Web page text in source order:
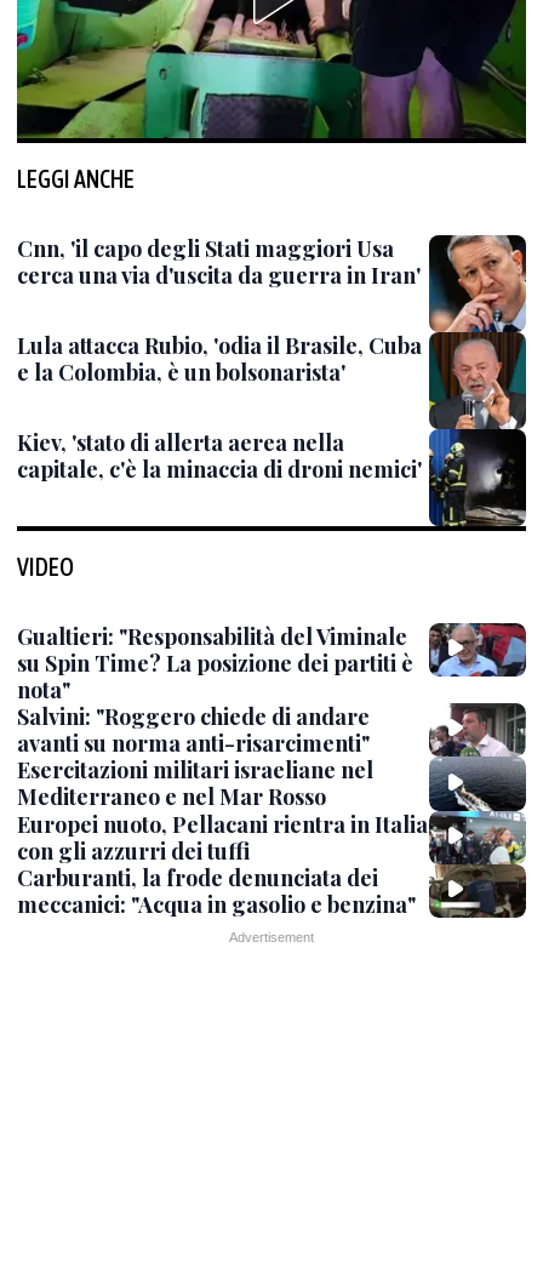
LEGGI ANCHE
Cnn, 'il capo degli Stati maggiori Usa
cerca una via d'uscita da guerra in Iran'
Lula attacca Rubio, 'odia il Brasile, Cuba
e la Colombia, è un bolsonarista'
Kiev, 'stato di allerta aerea nella
capitale, c'è la minaccia di droni nemici'
VIDEO
Gualtieri: "Responsabilità del Viminale
su Spin Time? La posizione dei partiti è
nota"
Salvini: "Roggero chiede di andare
avanti su norma anti-risarcimenti"
Esercitazioni militari israeliane nel
Mediterraneo e nel Mar Rosso
Europei nuoto, Pellacani rientra in Italia
con gli azzurri dei tuffi
Carburanti, la frode denunciata dei
meccanici: "Acqua in gasolio e benzina"